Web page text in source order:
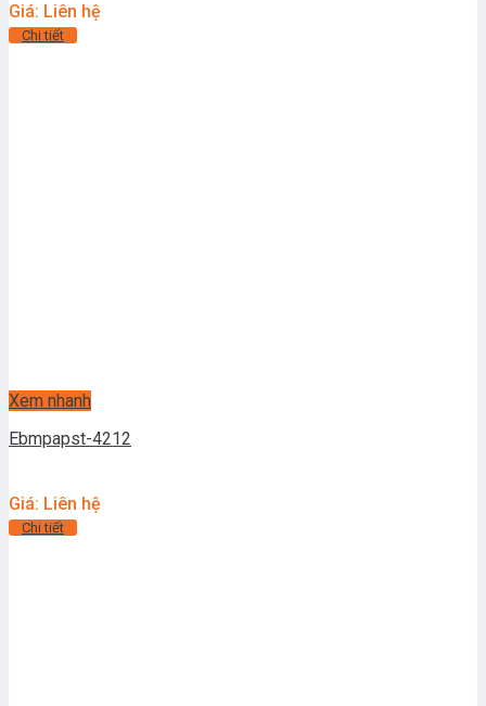
Giá: Liên hệ
Chi tiết
Xem nhanh
Ebmpapst-4212
Giá: Liên hệ
Chi tiết